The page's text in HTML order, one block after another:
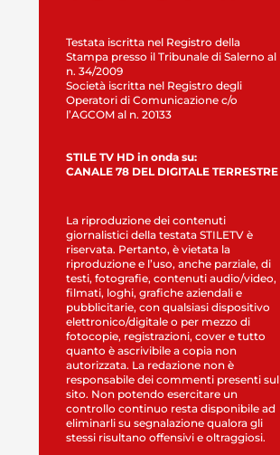
Testata iscritta nel Registro della
Stampa presso il Tribunale di Salerno al
n. 34/2009
Società iscritta nel Registro degli
Operatori di Comunicazione c/o
l’AGCOM al n. 20133
STILE TV HD in onda su:
CANALE 78 DEL DIGITALE TERRESTRE
La riproduzione dei contenuti
giornalistici della testata STILETV è
riservata. Pertanto, è vietata la
riproduzione e l’uso, anche parziale, di
testi, fotografie, contenuti audio/video,
filmati, loghi, grafiche aziendali e
pubblicitarie, con qualsiasi dispositivo
elettronico/digitale o per mezzo di
fotocopie, registrazioni, cover e tutto
quanto è ascrivibile a copia non
autorizzata. La redazione non è
responsabile dei commenti presenti sul
sito. Non potendo esercitare un
controllo continuo resta disponibile ad
eliminarli su segnalazione qualora gli
stessi risultano offensivi e oltraggiosi.